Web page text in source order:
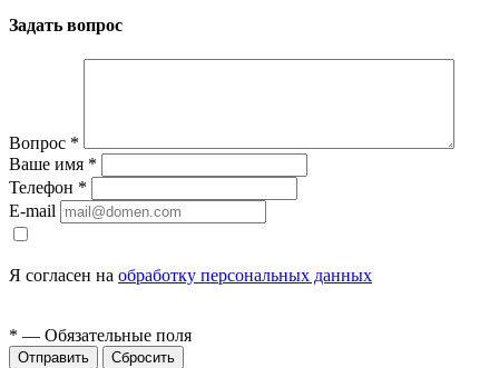
Задать вопрос
Вопрос *
Ваше имя *
Телефон *
E-mail
Я согласен на обработку персональных данных
* — Обязательные поля
Сбросить